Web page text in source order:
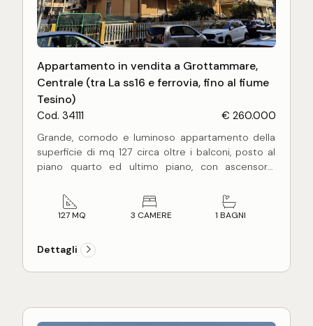
Appartamento in vendita a Grottammare,
Centrale (tra La ss16 e ferrovia, fino al fiume
Tesino)
Cod. 34111 € 260.000
Grande, comodo e luminoso appartamento della
superficie di mq 127 circa oltre i balconi, posto al
piano quarto ed ultimo piano, con ascensore,
abitabile, tre camere da letto matrimoniali, un
bagno, 2 balconi per complessivi mq 14 circa.
piano seminterrato, ed una soffitta di mq 30 con
altezza min. 0,80 mt e max. 2,30 mt, al piano
quinto sottotetto.
127 MQ 3 CAMERE 1 BAGNI
Dettagli